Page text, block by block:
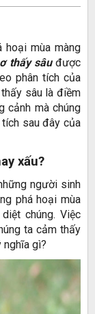
hoại mùa màng
thấy sâuđược
phân tích của
sâu là điềm
cảnh mà chúng
sau đây của
xấu?
người sinh
phá hoại mùa
chúng. Việc
ta cảm thấy
nghĩa gì?